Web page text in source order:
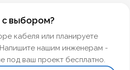
выбором?
кабеля или планируете
нашим инженерам -
под ваш проект бесплатно.